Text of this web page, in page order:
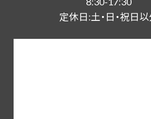
定休日:土・日・祝日